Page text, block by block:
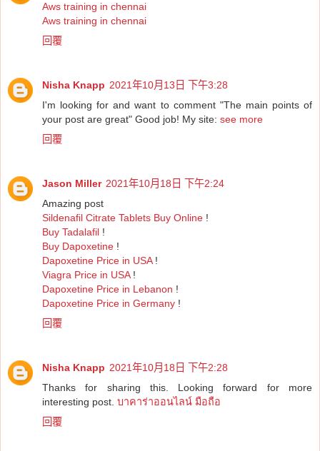
Aws training in chennai
Aws training in chennai
回覆
Nisha Knapp 2021年10月13日 下午3:28
I'm looking for and want to comment "The main points of
your post are great" Good job! My site: see more
回覆
Jason Miller 2021年10月18日 下午2:24
Amazing post
Sildenafil Citrate Tablets Buy Online !
Buy Tadalafil !
Buy Dapoxetine !
Dapoxetine Price in USA!
Viagra Price in USA!
Dapoxetine Price in Lebanon !
Dapoxetine Price in Germany !
回覆
Nisha Knapp 2021年10月18日 下午2:28
Thanks for sharing this. Looking forward for more
interesting post. บาคาร่าออนไลน์ มือถือ
回覆